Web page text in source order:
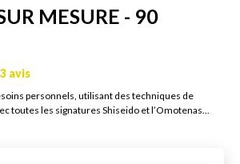
MESURE - 90
3 avis
personnels, utilisant des techniques de
toutes les signatures Shiseido et l’Omotenas...